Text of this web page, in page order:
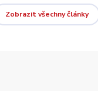
Zobrazit všechny články